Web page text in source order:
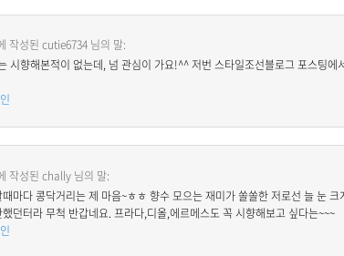
작성된 cutie6734 님의 말:
시향해본적이 없는데, 넘 관심이 가요!^^ 저번 스타일조선블로그 포스팅
작성된 chally 님의 말:
마다 콩닥거리는 제 마음~ㅎㅎ 향수 모으는 재미가 쏠쏠한 저로선 늘 눈
던터라 무척 반갑네요. 프라다,디올,에르메스도 꼭 시향해보고 싶다는~~~